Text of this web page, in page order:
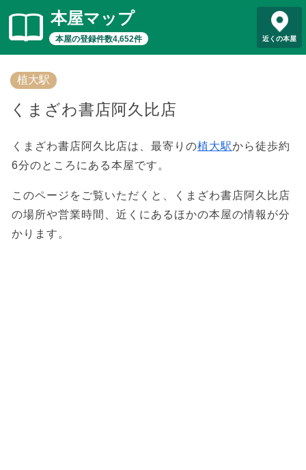
本屋マップ
本屋の登録件数4,652件 近くの本屋
植大駅
くまざわ書店阿久比店
くまざわ書店阿久比店は、最寄りの植大駅から徒歩約
6分のところにある本屋です。
このページをご覧いただくと、くまざわ書店阿久比店
の場所や営業時間、近くにあるほかの本屋の情報が分
かります。